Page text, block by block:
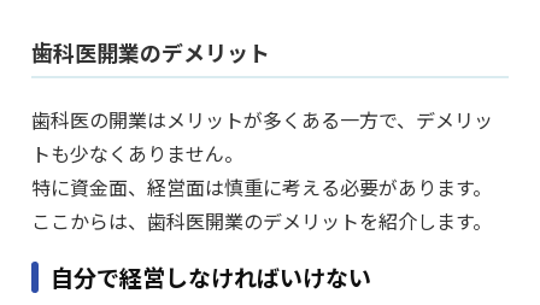
歯科医開業のデメリット
歯科医の開業はメリットが多くある一方で、デメリッ
トも少なくありません。
特に資金面、経営面は慎重に考える必要があります。
ここからは、歯科医開業のデメリットを紹介します。
自分で経営しなければいけない